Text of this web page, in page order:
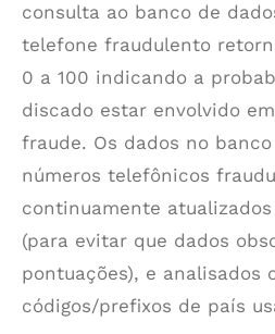
consulta ao banco de
telefone fraudulento
0 a 100 indicando a
discado estar envolvido
fraude. Os dados no
números telefônicos
continuamente
(para evitar que dados
pontuações), e analisados
códigos/prefixos de país